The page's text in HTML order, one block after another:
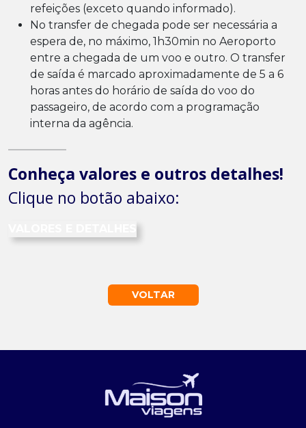
refeições (exceto quando informado).
No transfer de chegada pode ser necessária a
espera de, no máximo, 1h30min no Aeroporto
entre a chegada de um voo e outro. O transfer
de saída é marcado aproximadamente de 5 a 6
horas antes do horário de saída do voo do
passageiro, de acordo com a programação
interna da agência.
Conheça valores e outros detalhes!
Clique no botão abaixo:
VOLTAR